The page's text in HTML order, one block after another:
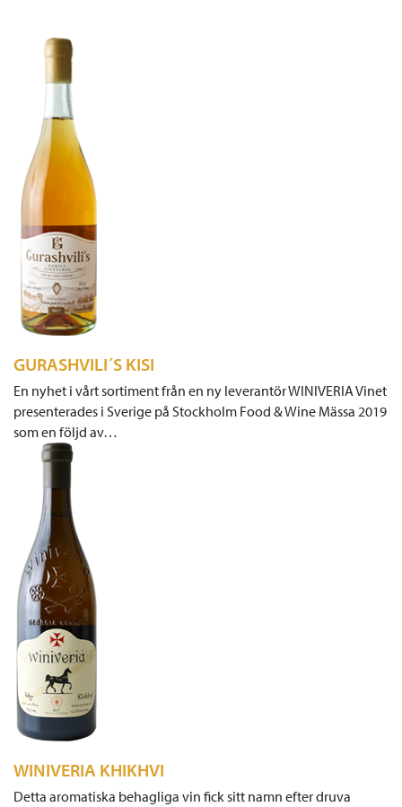
GURASHVILI´S KISI
En nyhet i vårt sortiment från en ny leverantör WINIVERIA Vinet
presenterades i Sverige på Stockholm Food & Wine Mässa 2019
som en följd av…
WINIVERIA KHIKHVI
Detta aromatiska behagliga vin fick sitt namn efter druva